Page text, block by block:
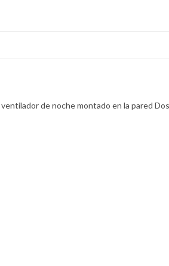
de noche montado en la pared